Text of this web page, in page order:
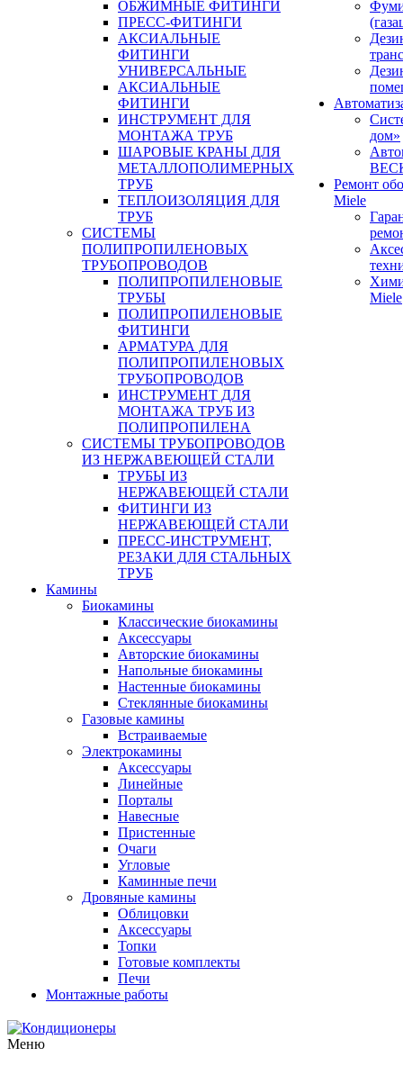
ОБЖИМНЫЕ ФИТИНГИ
ПРЕСС-ФИТИНГИ
АКСИАЛЬНЫЕ
ФИТИНГИ
УНИВЕРСАЛЬНЫЕ
АКСИАЛЬНЫЕ
ФИТИНГИ
ИНСТРУМЕНТ ДЛЯ
МОНТАЖА ТРУБ
ШАРОВЫЕ КРАНЫ ДЛЯ
МЕТАЛЛОПОЛИМЕРНЫХ
ТРУБ
ТЕПЛОИЗОЛЯЦИЯ ДЛЯ
ТРУБ
СИСТЕМЫ
ПОЛИПРОПИЛЕНОВЫХ
ТРУБОПРОВОДОВ
ПОЛИПРОПИЛЕНОВЫЕ
ТРУБЫ
ПОЛИПРОПИЛЕНОВЫЕ
ФИТИНГИ
АРМАТУРА ДЛЯ
ПОЛИПРОПИЛЕНОВЫХ
ТРУБОПРОВОДОВ
ИНСТРУМЕНТ ДЛЯ
МОНТАЖА ТРУБ ИЗ
ПОЛИПРОПИЛЕНА
СИСТЕМЫ ТРУБОПРОВОДОВ
ИЗ НЕРЖАВЕЮЩЕЙ СТАЛИ
ТРУБЫ ИЗ
НЕРЖАВЕЮЩЕЙ СТАЛИ
ФИТИНГИ ИЗ
НЕРЖАВЕЮЩЕЙ СТАЛИ
ПРЕСС-ИНСТРУМЕНТ,
РЕЗАКИ ДЛЯ СТАЛЬНЫХ
ТРУБ
Камины
Биокамины
Классические биокамины
Аксессуары
Авторские биокамины
Напольные биокамины
Настенные биокамины
Стеклянные биокамины
Газовые камины
Встраиваемые
Электрокамины
Аксессуары
Линейные
Порталы
Навесные
Пристенные
Очаги
Угловые
Каминные печи
Дровяные камины
Облицовки
Аксессуары
Топки
Готовые комплекты
Печи
Монтажные работы
дом»
Ремонт
Miele
Miele
Меню